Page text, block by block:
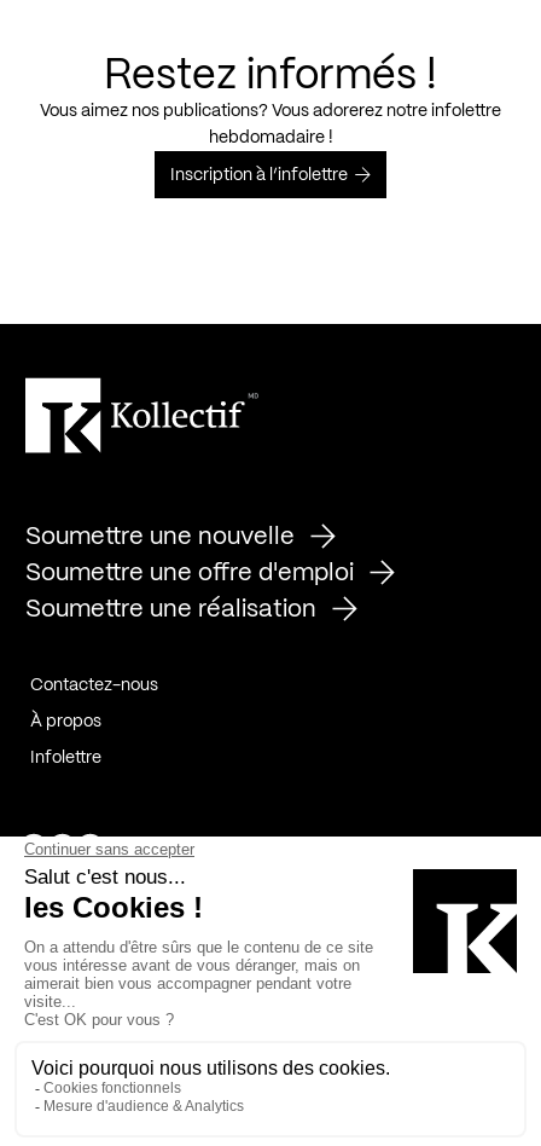
Restez informés !
Vous aimez nos publications? Vous adorerez notre infolettre
hebdomadaire !
Inscription à l’infolettre
Soumettre une nouvelle
Soumettre une offre d'emploi
Soumettre une réalisation
Contactez-nous
À propos
Infolettre
Page Facebook de Kollectif
Page Instagram de Kollectif
Page Linkedin de Kollectif
Bâtiment-Durable-Québec-1
Esquisses-1
MP-1 v2com-1